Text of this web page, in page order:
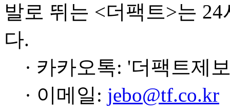
발로 뛰는 <더팩트>는
다.
· 카카오톡: '더팩트제
· 이메일: jebo@tf.co.kr